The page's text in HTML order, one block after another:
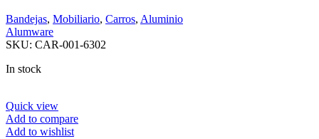
Bandejas, Mobiliario, Carros, Aluminio
Alumware
SKU: CAR-001-6302
In stock
Quick view
Add to compare
Add to wishlist